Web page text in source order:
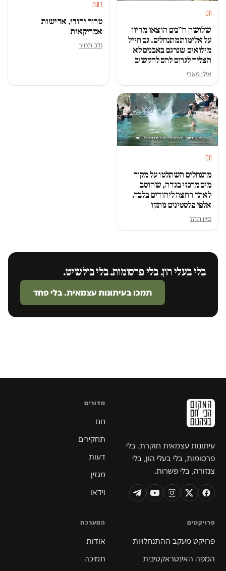
חם
שלושה ח״כים הוצאו מדיון
על אלימות מתנחלים. גם חייל
מילואים שנרגם באבנים לא
הצליח לגרום להם להקשיב
אילי פארי
דעות
טרור יהודי, אדישות
אמריקאית
נדב תמיר
חם
מתנחלים השתלטו על מקור
מים מרכזי בגדה, שהוסב
לאתר רחצה ליהודים בלבד.
אלפי פלסטינים נותקו
סיון תהל
בלי בעלי הון. בלי פרסומות. בלי בולשיט.
תמכו בעיתונות עצמאית. בלי פחד
עיתונות עצמאית חוקרת. בלי
פרסומות, בלי בעלי הון, בלי
צנזורה, בלי פשרות.
מדורים
חם
תחקירים
דעות
מגזין
וידאו
פרויקטים
פרויקט מעקב ההתנחלויות
המפה האינטראקטיבית
המערכת
אודות
תמיכה